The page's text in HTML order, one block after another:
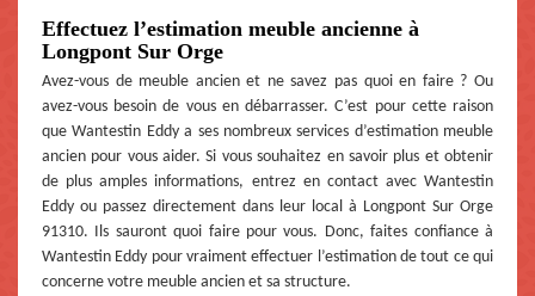
Effectuez l’estimation meuble ancienne à
Longpont Sur Orge
Avez-vous de meuble ancien et ne savez pas quoi en faire ? Ou
avez-vous besoin de vous en débarrasser. C’est pour cette raison
que Wantestin Eddy a ses nombreux services d’estimation meuble
ancien pour vous aider. Si vous souhaitez en savoir plus et obtenir
de plus amples informations, entrez en contact avec Wantestin
Eddy ou passez directement dans leur local à Longpont Sur Orge
91310. Ils sauront quoi faire pour vous. Donc, faites confiance à
Wantestin Eddy pour vraiment effectuer l’estimation de tout ce qui
concerne votre meuble ancien et sa structure.